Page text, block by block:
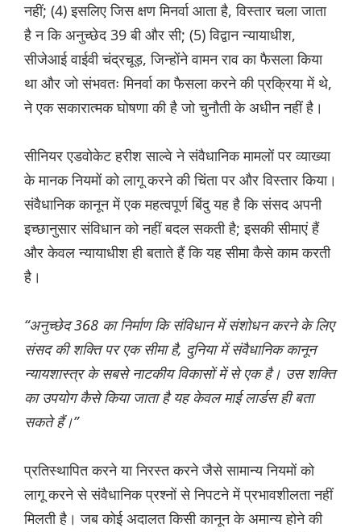
नहीं; (4) इसलिए जिस क्षण मिनर्वा आता है, विस्तार चला जाता
है न कि अनुच्छेद 39 बी और सी; (5) विद्वान न्यायाधीश,
सीजेआई वाईवी चंद्रचूड़, जिन्होंने वामन राव का फैसला किया
था और जो संभवतः मिनर्वा का फैसला करने की प्रक्रिया में थे,
ने एक सकारात्मक घोषणा की है जो चुनौती के अधीन नहीं है।
सीनियर एडवोकेट हरीश साल्वे ने संवैधानिक मामलों पर व्याख्या
के मानक नियमों को लागू करने की चिंता पर और विस्तार किया।
संवैधानिक कानून में एक महत्वपूर्ण बिंदु यह है कि संसद अपनी
इच्छानुसार संविधान को नहीं बदल सकती है; इसकी सीमाएं हैं
और केवल न्यायाधीश ही बताते हैं कि यह सीमा कैसे काम करती
है।
“अनुच्छेद 368 का निर्माण कि संविधान में संशोधन करने के लिए
संसद की शक्ति पर एक सीमा है, दुनिया में संवैधानिक कानून
न्यायशास्त्र के सबसे नाटकीय विकासों में से एक है। उस शक्ति
का उपयोग कैसे किया जाता है यह केवल माई लार्डस ही बता
सकते हैं।”
प्रतिस्थापित करने या निरस्त करने जैसे सामान्य नियमों को
लागू करने से संवैधानिक प्रश्नों से निपटने में प्रभावशीलता नहीं
मिलती है। जब कोई अदालत किसी कानून के अमान्य होने की